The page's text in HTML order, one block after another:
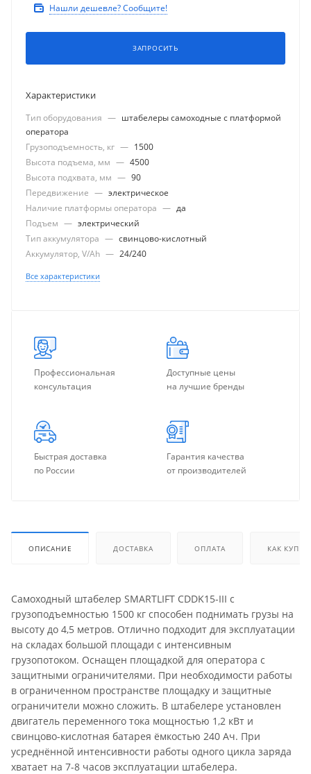
Нашли дешевле? Сообщите!
ЗАПРОСИТЬ
Характеристики
Тип оборудования — штабелеры самоходные с платформой
оператора
Грузоподъемность, кг — 1500
Высота подъема, мм — 4500
Высота подхвата, мм — 90
Передвижение — электрическое
Наличие платформы оператора — да
Подъем — электрический
Тип аккумулятора — свинцово-кислотный
Аккумулятор, V/Ah — 24/240
Все характеристики
Профессиональная
консультация
Доступные цены
на лучшие бренды
Быстрая доставка
по России
Гарантия качества
от производителей
ОПИСАНИЕ ДОСТАВКА ОПЛАТА КАК
Самоходный штабелер SMARTLIFT CDDK15-III с
грузоподъемностью 1500 кг способен поднимать грузы на
высоту до 4,5 метров. Отлично подходит для эксплуатации
на складах большой площади с интенсивным
грузопотоком. Оснащен площадкой для оператора с
защитными ограничителями. При необходимости работы
в ограниченном пространстве площадку и защитные
ограничители можно сложить. В штабелере установлен
двигатель переменного тока мощностью 1,2 кВт и
свинцово-кислотная батарея ёмкостью 240 Ач. При
усреднённой интенсивности работы одного цикла заряда
хватает на 7-8 часов эксплуатации штабелера.